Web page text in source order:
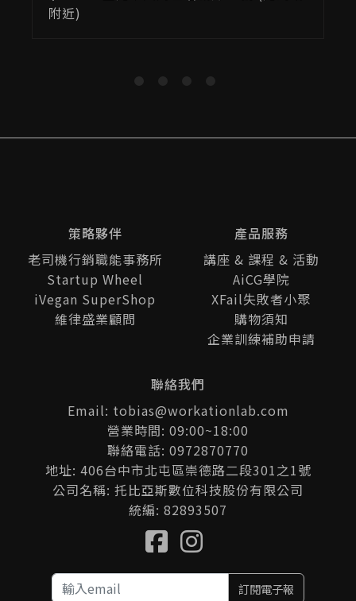
附近)
策略夥伴
老司機行銷職能事務所
Startup Wheel
iVegan SuperShop
維律盛業顧問
產品服務
講座 & 課程 & 活動
AiCG學院
XFail失敗者小聚
購物須知
企業訓練補助申請
聯絡我們
Email: tobias@workationlab.com
營業時間: 09:00~18:00
聯絡電話: 0972870770
地址: 406台中市北屯區崇德路二段301之1號
公司名稱: 托比亞斯數位科技股份有限公司
統編: 82893507
訂閱電子報